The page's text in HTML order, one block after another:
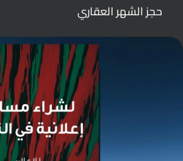
حجز الشهر العقاري